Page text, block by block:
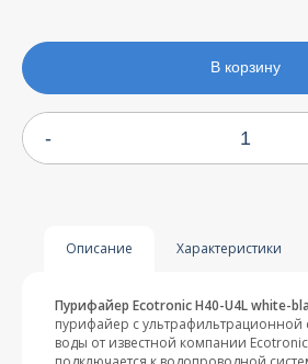
-
В корзину
Описание Характеристики
Пурифайер Ecotronic H40-U4L white-
пурифайер с ультрафильтрационной
воды от известной компании